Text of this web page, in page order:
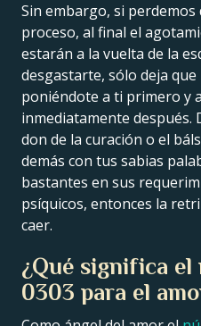
Sin embargo, si perdemos
proceso, al final el
estarán a la vuelta de la
desgastarte, sólo deja que
poniéndote a ti primero y a
inmediatamente después.
don de la curación o el
demás con tus sabias
bastantes en sus
psíquicos, entonces la
caer.
¿Qué significa el
0303 para el